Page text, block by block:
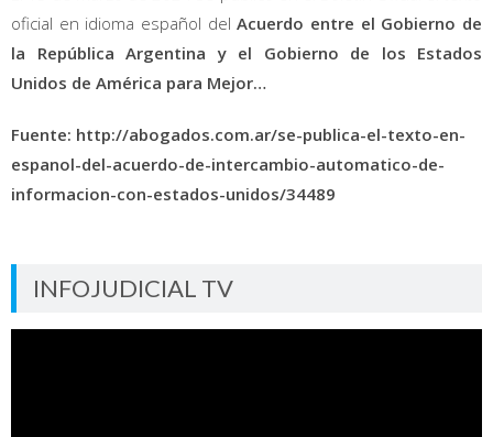
oficial en idioma español delAcuerdo entre el Gobierno de
la República Argentina y el Gobierno de los Estados
Unidos de América para Mejor…
Fuente: http://abogados.com.ar/se-publica-el-texto-en-
espanol-del-acuerdo-de-intercambio-automatico-de-
informacion-con-estados-unidos/34489
INFOJUDICIAL TV